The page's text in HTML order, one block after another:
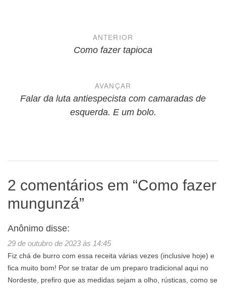
NavegaçãoANTERIOR
Como fazer tapioca
AVANÇAR
Falar da luta antiespecista com camaradas de
esquerda. E um bolo.
2 comentários em “Como fazer
mungunzá”
Anônimo disse:
29 de outubro de 2023 às 14:45
Fiz chá de burro com essa receita várias vezes (inclusive hoje) e
fica muito bom! Por se tratar de um preparo tradicional aqui no
Nordeste, prefiro que as medidas sejam a olho, rústicas, como se